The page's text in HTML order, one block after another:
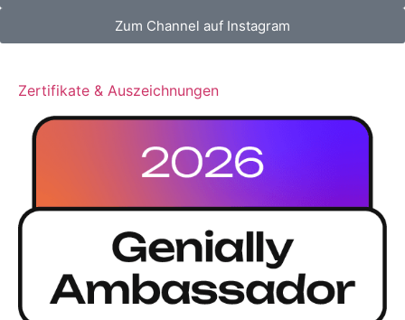
Zum Channel auf Instagram
Zertifikate & Auszeichnungen